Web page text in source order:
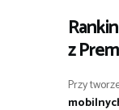
z
Przy